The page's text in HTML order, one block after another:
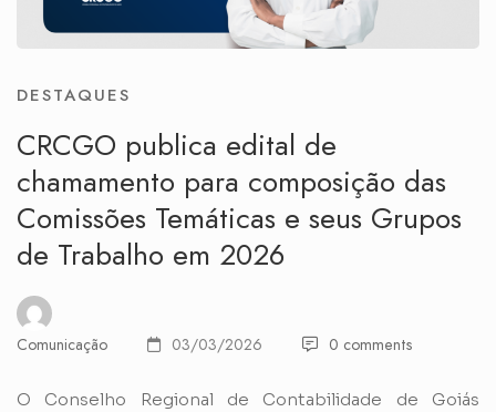
DESTAQUES
CRCGO publica edital de
chamamento para composição das
Comissões Temáticas e seus Grupos
de Trabalho em 2026
Comunicação 03/03/2026 0 comments
O Conselho Regional de Contabilidade de Goiás